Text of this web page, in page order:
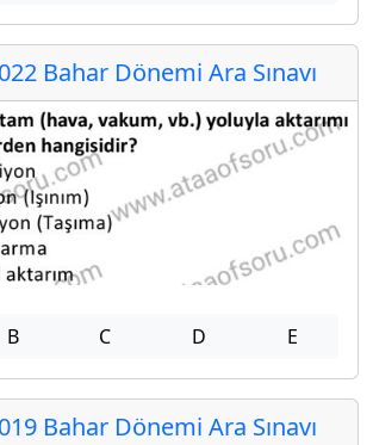
Bahar Dönemi Ara Sınavı
B C D E
Bahar Dönemi Ara Sınavı